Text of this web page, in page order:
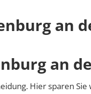
an
an
Hier sparen